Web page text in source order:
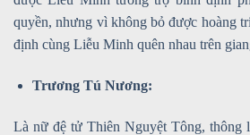
quyền, nhưng vì không bỏ được hoàng
định cùng Liễu Minh quên nhau trên
Trương Tú Nương:
Là nữ đệ tử Thiên Nguyệt Tông, thông